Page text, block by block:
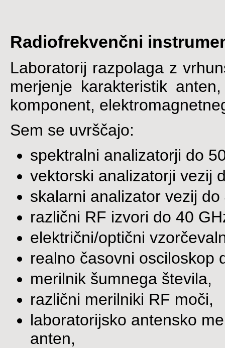
Radiofrekvenčni
Laboratorij razpolaga z
merjenje karakteristik
komponent,
Sem se uvrščajo:
spektralni analizatorji do
vektorski analizatorji vezij
skalarni analizator vezij do
različni RF izvori do 40
električni/optični
realno časovni osciloskop
merilnik šumnega števila,
različni merilniki RF moči,
laboratorijsko antensko
anten,